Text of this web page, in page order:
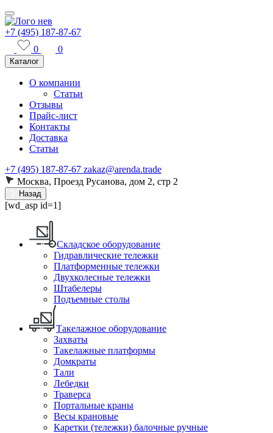
+7 (495) 187-87-67
0
0
Каталог
О компании
Статьи
Отзывы
Прайс-лист
Контакты
Доставка
Статьи
+7 (495) 187-87-67 zakaz@arenda.trade
Москва, Проезд Русанова, дом 2, стр 2
Назад
[wd_asp id=1]
Складское оборудование
Гидравлические тележки
Платформенные тележки
Двухколесные тележки
Штабелеры
Подъемные столы
Такелажное оборудование
Захваты
Такелажные платформы
Домкраты
Тали
Лебедки
Траверса
Портальные краны
Весы крановые
Каретки (тележки) балочные ручные